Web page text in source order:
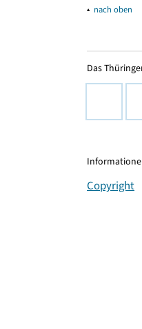
▴ nach oben
Das
Copyright